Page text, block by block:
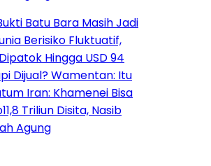
Bara Masih Jadi
Fluktuatif,
USD 94
Wamentan: Itu
Khamenei Bisa
Disita, Nasib